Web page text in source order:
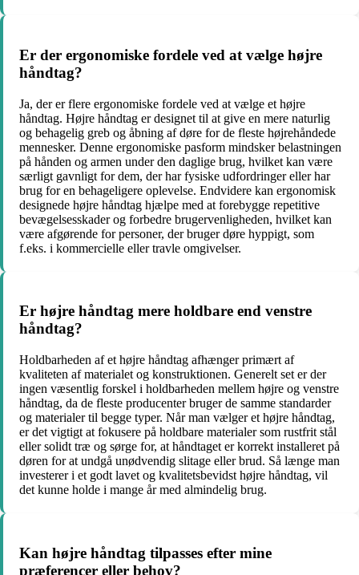
Er der ergonomiske fordele ved at vælge højre
håndtag?
Ja, der er flere ergonomiske fordele ved at vælge et højre
håndtag. Højre håndtag er designet til at give en mere naturlig
og behagelig greb og åbning af døre for de fleste højrehåndede
mennesker. Denne ergonomiske pasform mindsker belastningen
på hånden og armen under den daglige brug, hvilket kan være
særligt gavnligt for dem, der har fysiske udfordringer eller har
brug for en behageligere oplevelse. Endvidere kan ergonomisk
designede højre håndtag hjælpe med at forebygge repetitive
bevægelsesskader og forbedre brugervenligheden, hvilket kan
være afgørende for personer, der bruger døre hyppigt, som
f.eks. i kommercielle eller travle omgivelser.
Er højre håndtag mere holdbare end venstre
håndtag?
Holdbarheden af et højre håndtag afhænger primært af
kvaliteten af materialet og konstruktionen. Generelt set er der
ingen væsentlig forskel i holdbarheden mellem højre og venstre
håndtag, da de fleste producenter bruger de samme standarder
og materialer til begge typer. Når man vælger et højre håndtag,
er det vigtigt at fokusere på holdbare materialer som rustfrit stål
eller solidt træ og sørge for, at håndtaget er korrekt installeret på
døren for at undgå unødvendig slitage eller brud. Så længe man
investerer i et godt lavet og kvalitetsbevidst højre håndtag, vil
det kunne holde i mange år med almindelig brug.
Kan højre håndtag tilpasses efter mine
præferencer eller behov?